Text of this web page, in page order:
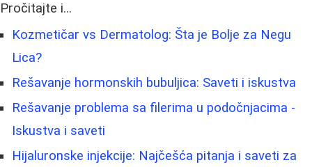
Pročitajte i...
Kozmetičar vs Dermatolog: Šta je Bolje za Negu
Lica?
Rešavanje hormonskih bubuljica: Saveti i iskustva
Rešavanje problema sa filerima u podočnjacima -
Iskustva i saveti
Hijaluronske injekcije: Najčešća pitanja i saveti za